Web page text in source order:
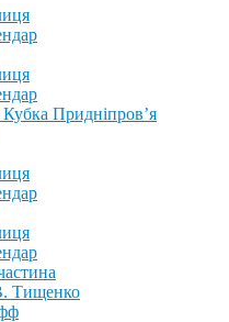
Кубка Придніпров’я
Тищенко